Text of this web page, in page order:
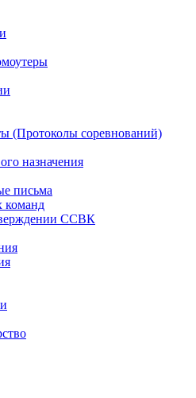
(Протоколы соревнований)
назначения
письма
команд
ССВК